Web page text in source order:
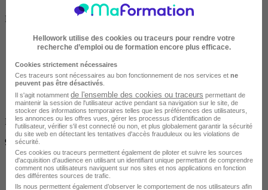
Salarié en poste /
Entreprise
Finançable CPF
900 €
Hellowork utilise des cookies ou traceurs pour rendre votre
recherche d’emploi ou de formation encore plus efficace.
Cookies strictement nécessaires
Ces traceurs sont nécessaires au bon fonctionnement de nos services et ne
peuvent pas être désactivés
Il s'agit notamment de l'ensemble des cookies ou traceurs permettant de
maintenir la session de l'utilisateur active pendant sa navigation sur le site, de
stocker des informations temporaires telles que les préférences des utilisateurs,
les annonces ou les offres vues, gérer les processus d'identification de
l'utilisateur, vérifier s'il est connecté ou non, et plus globalement garantir la sécurité
du site web en détectant les tentatives d'accès frauduleux ou les violations de
sécurité.
Ces cookies ou traceurs permettent également de piloter et suivre les sources
d'acquisition d'audience en utilisant un identifiant unique permettant de comprendre
comment nos utilisateurs naviguent sur nos sites et nos applications en fonction
des différentes sources de trafic.
Ils nous permettent également d’observer le comportement de nos utilisateurs afin